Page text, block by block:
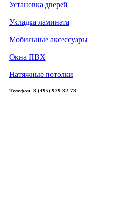
Установка дверей
Укладка ламината
Мобильные аксессуары
Окна ПВХ
Натяжные потолки
Телефон: 8 (495) 979-82-78